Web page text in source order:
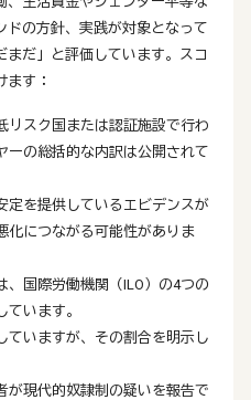
ドの方針、実践が対象となって
だ」と評価しています。スコ
ます：
リスク国または認証施設で行わ
ーの総括的な内訳は公開されて
定を提供しているエビデンスが
化につながる可能性がありま
、国際労働機関（ILO）の4つの
います。
ていますが、その割合を明示し
が現代的奴隷制の疑いを報告で